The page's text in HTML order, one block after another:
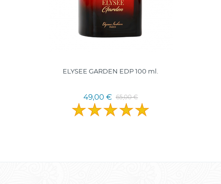
ELYSEE GARDEN EDP 100 ml.
49,00 € 65,00 €